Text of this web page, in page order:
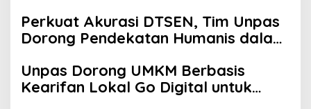
Perkuat Akurasi DTSEN, Tim Unpas
Dorong Pendekatan Humanis dalam
Unpas Dorong UMKM Berbasis
Kearifan Lokal Go Digital untuk